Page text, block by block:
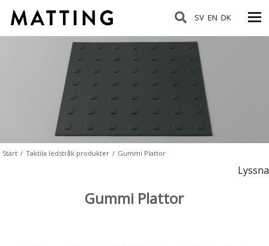
SV EN DK
Start / Taktila ledstråk produkter / Gummi Plattor
Lyssna
Gummi Plattor